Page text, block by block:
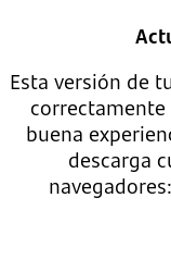
Esta versión de
correctamente
buena
descarga
navegadores: